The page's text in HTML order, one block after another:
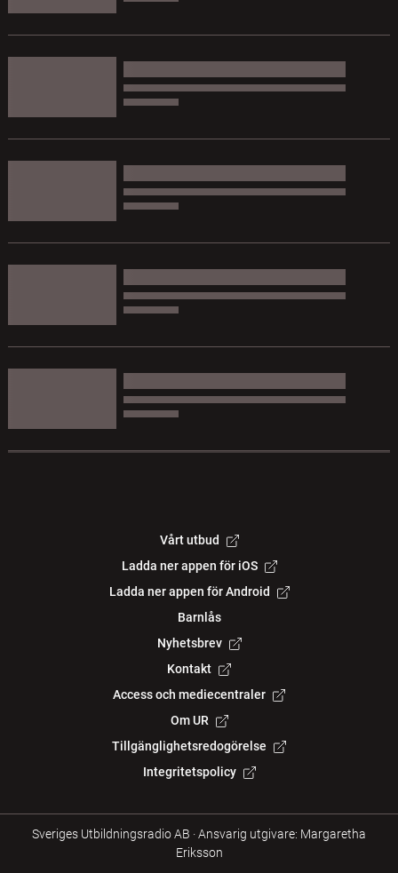
Vårt utbud
Ladda ner appen för iOS
Ladda ner appen för Android
Barnlås
Nyhetsbrev
Kontakt
Access och mediecentraler
Om UR
Tillgänglighetsredogörelse
Integritetspolicy
Sveriges Utbildningsradio AB ·Ansvarig utgivare: Margaretha
Eriksson